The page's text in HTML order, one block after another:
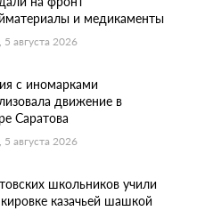
и медикаменты
5 августа 2026
с иномарками
движение в
Саратова
5 августа 2026
школьников учили
казачьей шашкой